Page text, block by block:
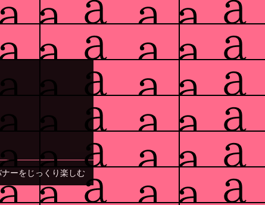
ナーをじっくり楽しむ